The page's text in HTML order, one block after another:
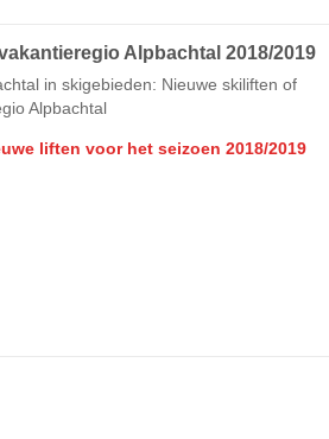
Alpbachtal 2018/2019
in skigebieden: Nieuwe skiliften of
Alpbachtal
liften voor het seizoen 2018/2019